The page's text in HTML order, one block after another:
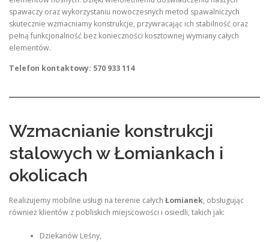
spawaczy oraz wykorzystaniu nowoczesnych metod spawalniczych
skutecznie wzmacniamy konstrukcje, przywracając ich stabilność oraz
pełną funkcjonalność bez konieczności kosztownej wymiany całych
elementów.
Telefon kontaktowy: 570 933 114
Wzmacnianie konstrukcji
stalowych w Łomiankach i
okolicach
Realizujemy mobilne usługi na terenie całych Łomianek, obsługując
również klientów z pobliskich miejscowości i osiedli, takich jak:
Dziekanów Leśny,